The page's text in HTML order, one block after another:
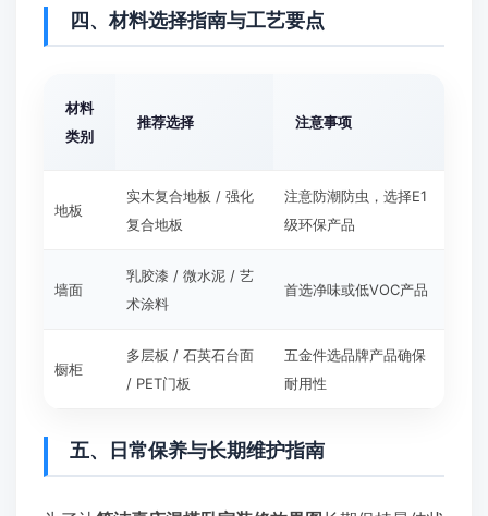
四、材料选择指南与工艺要点
材料
类别
推荐选择 注意事项
地板
实木复合地板 / 强化
复合地板
注意防潮防虫，选择E1
级环保产品
墙面
乳胶漆 / 微水泥 / 艺
术涂料
首选净味或低VOC产品
橱柜
多层板 / 石英石台面
/ PET门板
五金件选品牌产品确保
耐用性
五、日常保养与长期维护指南